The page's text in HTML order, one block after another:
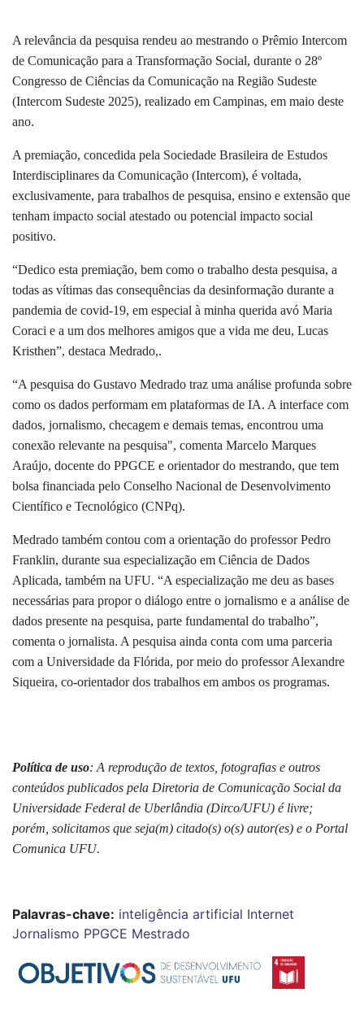
A relevância da pesquisa rendeu ao mestrando o Prêmio Intercom
de Comunicação para a Transformação Social, durante o 28º
Congresso de Ciências da Comunicação na Região Sudeste
(Intercom Sudeste 2025), realizado em Campinas, em maio deste
ano.
A premiação, concedida pela Sociedade Brasileira de Estudos
Interdisciplinares da Comunicação (Intercom), é voltada,
exclusivamente, para trabalhos de pesquisa, ensino e extensão que
tenham impacto social atestado ou potencial impacto social
positivo.
“Dedico esta premiação, bem como o trabalho desta pesquisa, a
todas as vítimas das consequências da desinformação durante a
pandemia de covid-19, em especial à minha querida avó Maria
Coraci e a um dos melhores amigos que a vida me deu, Lucas
Kristhen”, destaca Medrado,.
“A pesquisa do Gustavo Medrado traz uma análise profunda sobre
como os dados performam em plataformas de IA. A interface com
dados, jornalismo, checagem e demais temas, encontrou uma
conexão relevante na pesquisa", comenta Marcelo Marques
Araújo, docente do PPGCE e orientador do mestrando, que tem
bolsa financiada pelo Conselho Nacional de Desenvolvimento
Científico e Tecnológico (CNPq).
Medrado também contou com a orientação do professor Pedro
Franklin, durante sua especialização em Ciência de Dados
Aplicada, também na UFU. “A especialização me deu as bases
necessárias para propor o diálogo entre o jornalismo e a análise de
dados presente na pesquisa, parte fundamental do trabalho”,
comenta o jornalista. A pesquisa ainda conta com uma parceria
com a Universidade da Flórida, por meio do professor Alexandre
Siqueira, co-orientador dos trabalhos em ambos os programas.
Política de uso: A reprodução de textos, fotografias e outros
conteúdos publicados pela Diretoria de Comunicação Social da
Universidade Federal de Uberlândia (Dirco/UFU) é livre;
porém, solicitamos que seja(m) citado(s) o(s) autor(es) e o Portal
Comunica UFU.
Palavras-chave: inteligência artificial Internet
Jornalismo PPGCE Mestrado